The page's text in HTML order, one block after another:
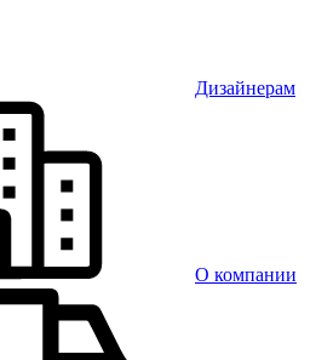
Дизайнерам
О компании